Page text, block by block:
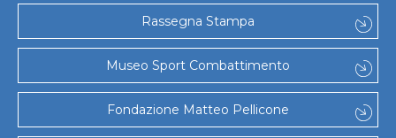
Mappa del sito
Cerca
Contatti
News
Cookies Accept
Newsletter
Catalogo formativo
Rassegna Stampa
Museo Sport Combattimento
Fondazione Matteo Pellicone